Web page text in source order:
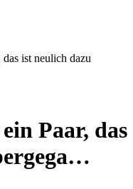
ist neulich dazu
Paar, das